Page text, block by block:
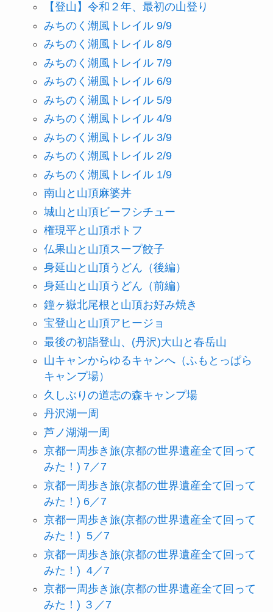
【登山】令和２年、最初の山登り
みちのく潮風トレイル 9/9
みちのく潮風トレイル 8/9
みちのく潮風トレイル 7/9
みちのく潮風トレイル 6/9
みちのく潮風トレイル 5/9
みちのく潮風トレイル 4/9
みちのく潮風トレイル 3/9
みちのく潮風トレイル 2/9
みちのく潮風トレイル 1/9
南山と山頂麻婆丼
城山と山頂ビーフシチュー
権現平と山頂ポトフ
仏果山と山頂スープ餃子
身延山と山頂うどん（後編）
身延山と山頂うどん（前編）
鐘ヶ嶽北尾根と山頂お好み焼き
宝登山と山頂アヒージョ
最後の初詣登山、(丹沢)大山と春岳山
山キャンからゆるキャンへ（ふもとっぱら
キャンプ場）
久しぶりの道志の森キャンプ場
丹沢湖一周
芦ノ湖湖一周
京都一周歩き旅(京都の世界遺産全て回って
みた！) 7／7
京都一周歩き旅(京都の世界遺産全て回って
みた！) 6／7
京都一周歩き旅(京都の世界遺産全て回って
みた！) 5／7
京都一周歩き旅(京都の世界遺産全て回って
みた！) 4／7
京都一周歩き旅(京都の世界遺産全て回って
みた！) ３／7